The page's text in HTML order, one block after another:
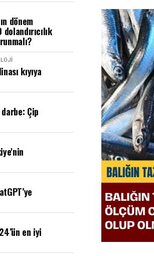
dönem
kıyıya
darbe: Çip
en iyi